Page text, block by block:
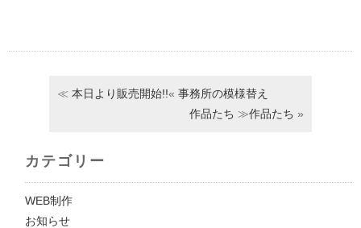
≪本日より販売開始!!«事務所の模様替え
作品たち ≫作品たち »
カテゴリー
WEB制作
お知らせ